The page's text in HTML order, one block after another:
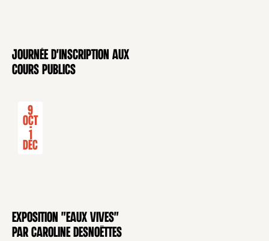
CONFÉRENCE
Journée d'inscription aux
cours publics
EXPOSITION
9
Oct
-
1
Déc
Exposition "Eaux Vives"
par Caroline Desnoëttes